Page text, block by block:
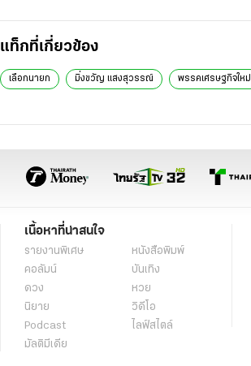
แท็กที่เกี่ยวข้อง
เลือกนายก มิ่งขวัญ แสงสุวรรณ์ พรรคเศรษฐกิจใหม่
เนื้อหาที่น่าสนใจ
รายงานพิเศษ
หนังสือพิมพ์
คอลัมน์
บันเทิง
ดวง
หวย
นิยาย
วิดีโอ
Podcast
ไลฟ์สไตล์
มัลติมีเดีย